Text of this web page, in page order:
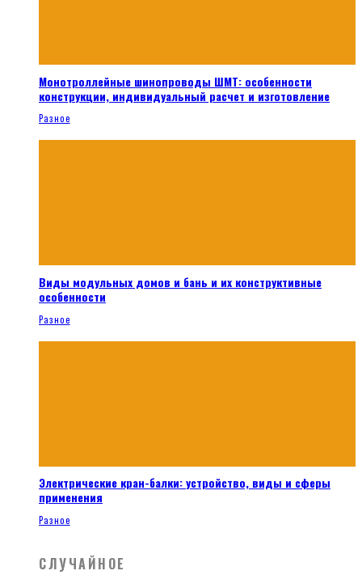
Монотроллейные шинопроводы ШМТ: особенности
конструкции, индивидуальный расчет и изготовление
Разное
Виды модульных домов и бань и их конструктивные
особенности
Разное
Электрические кран-балки: устройство, виды и сферы
применения
Разное
СЛУЧАЙНОЕ